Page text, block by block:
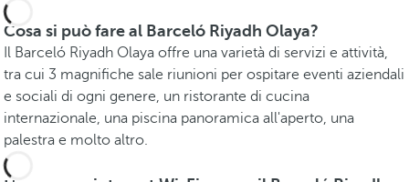
Cosa si può fare al Barceló Riyadh Olaya?
Il Barceló Riyadh Olaya offre una varietà di servizi e attività,
tra cui 3 magnifiche sale riunioni per ospitare eventi aziendali
e sociali di ogni genere, un ristorante di cucina
internazionale, una piscina panoramica all'aperto, una
palestra e molto altro.